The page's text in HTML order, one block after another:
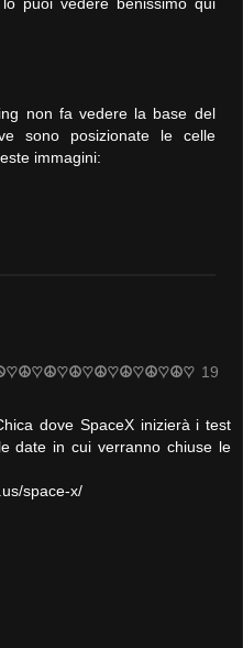
non fa vedere la base del
sono posizionate le celle
immagini:
19
dove SpaceX inizierà i test
date in cui verranno chiuse le
space-x/